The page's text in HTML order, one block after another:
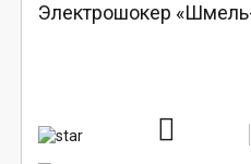
Электрошокер